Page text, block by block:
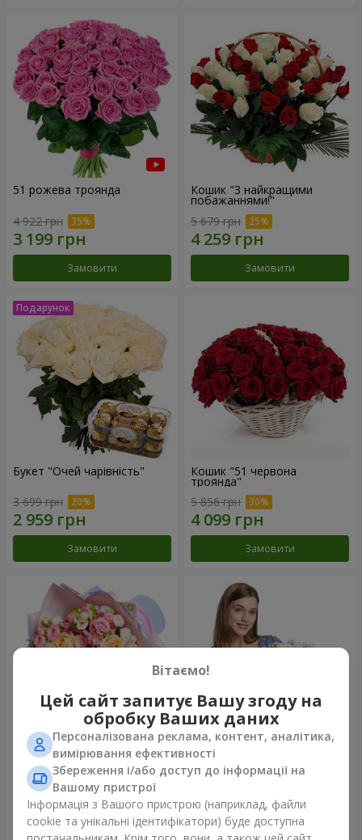
51 рожева троянда
4 922 грн
Замовити
Кошик "З найкращими
побажаннями!"
5 679 грн
Замовити
Букет "Очей чарівність"
3 699 грн
Замовити
Кошик "51 червона
троянда"
5 856 грн
Замовити
Букет "Казка мого життя"
2 221 грн
Замовити
Кошик "Янголятко"
Замовити
Вітаємо!
Цей сайт запитує Вашу згоду на
обробку Ваших даних
Персоналізована реклама, контент, аналітика,
вимірювання ефективності
Збереження і/або доступ до інформації на
Вашому пристрої
Інформація з Вашого пристрою (наприклад, файли
cookie та унікальні ідентифікатори) буде доступна